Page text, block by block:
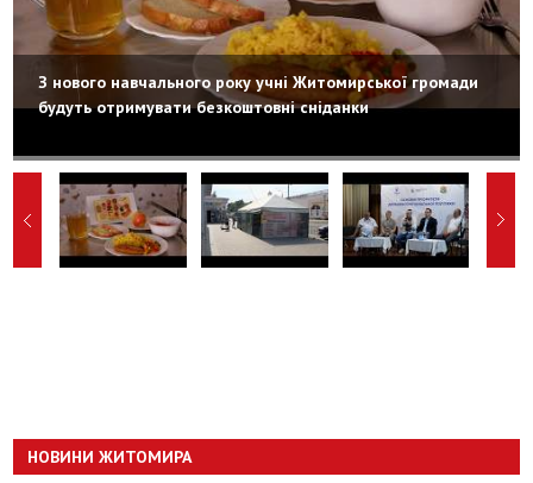
З нового навчального року учні Житомирської громади
будуть отримувати безкоштовні сніданки
НОВИНИ ЖИТОМИРА